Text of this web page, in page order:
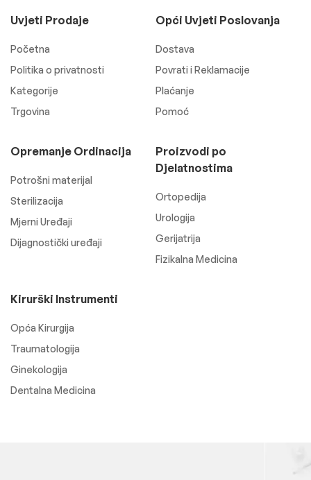
Uvjeti Prodaje
Početna
Politika o privatnosti
Kategorije
Trgovina
Opći Uvjeti Poslovanja
Dostava
Povrati i Reklamacije
Plaćanje
Pomoć
Opremanje Ordinacija
Potrošni materijal
Sterilizacija
Mjerni Uređaji
Dijagnostički uređaji
Proizvodi po
Djelatnostima
Ortopedija
Urologija
Gerijatrija
Fizikalna Medicina
Kirurški Instrumenti
Opća Kirurgija
Traumatologija
Ginekologija
Dentalna Medicina